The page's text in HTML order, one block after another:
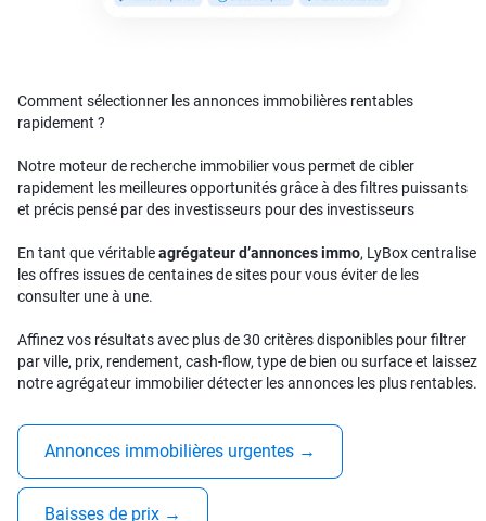
Comment sélectionner les annonces immobilières rentables
rapidement ?
Notre moteur de recherche immobilier vous permet de cibler
rapidement les meilleures opportunités grâce à des filtres puissants
et précis pensé par des investisseurs pour des investisseurs
En tant que véritableagrégateur d’annonces immo, LyBox centralise
les offres issues de centaines de sites pour vous éviter de les
consulter une à une.
Affinez vos résultats avec plus de 30 critères disponibles pour filtrer
par ville, prix, rendement, cash-flow, type de bien ou surface et laissez
notre agrégateur immobilier détecter les annonces les plus rentables.
Annonces immobilières urgentes →
Baisses de prix →